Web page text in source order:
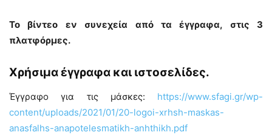
Το βίντεο εν συνεχεία από τα έγγραφα, στις 3
πλατφόρμες.
Χρήσιμα έγγραφα και ιστοσελίδες.
Έγγραφο για τις μάσκες: https://www.sfagi.gr/wp-
content/uploads/2021/01/20-logoi-xrhsh-maskas-
anasfalhs-anapotelesmatikh-anhthikh.pdf